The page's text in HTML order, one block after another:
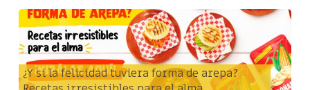
¿Y si la felicidad tuviera forma de arepa?